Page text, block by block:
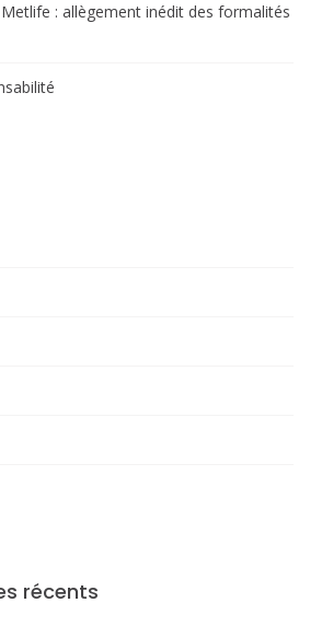
: allègement inédit des formalités
récents